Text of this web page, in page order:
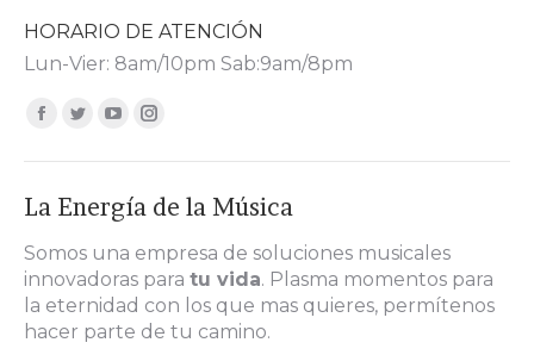
HORARIO DE ATENCIÓN
Lun-Vier: 8am/10pm Sab:9am/8pm
Encuéntranos en:
Facebook
page
in
new
window
Twitter
page
in
new
window
YouTube
page
in
new
window
Instagram
page
in
new
window
La Energía de la Música
Somos una empresa de soluciones musicales
innovadoras para tu vida. Plasma momentos para
la eternidad con los que mas quieres, permítenos
hacer parte de tu camino.